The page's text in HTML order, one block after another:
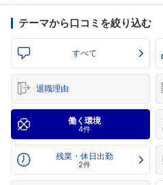
テーマから口コミを絞り込む
すべて
退職理由
働く環境
4件
残業・休日出勤
2件